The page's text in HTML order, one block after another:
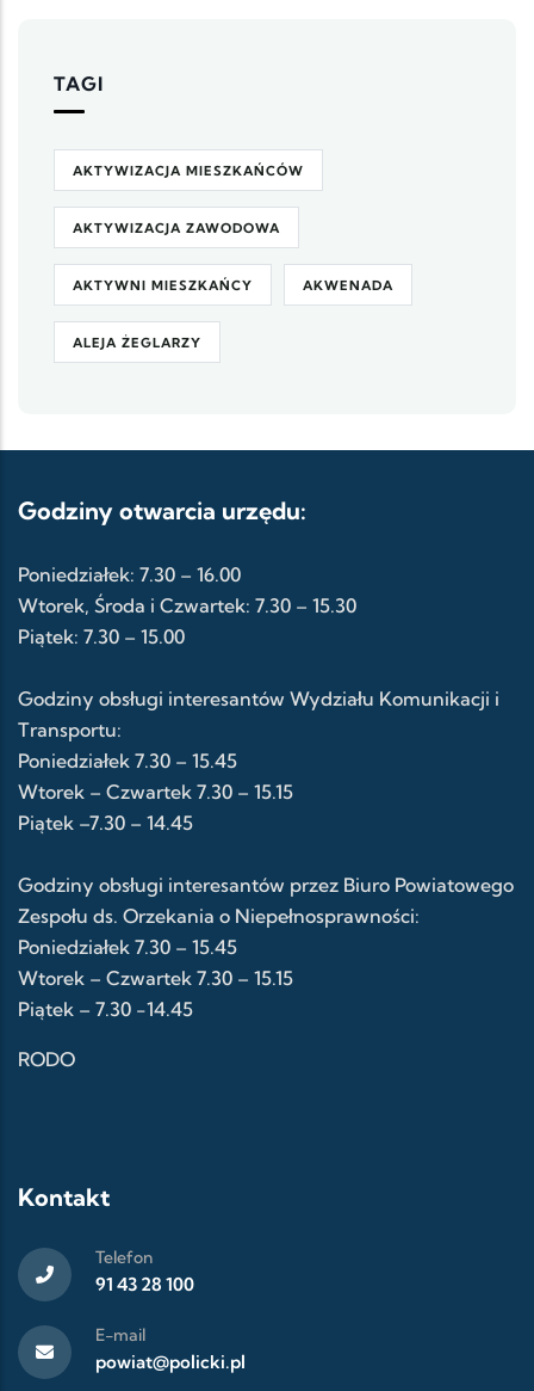
TAGI
AKTYWIZACJA MIESZKAŃCÓW
AKTYWIZACJA ZAWODOWA
AKTYWNI MIESZKAŃCY AKWENADA
ALEJA ŻEGLARZY
Godziny otwarcia urzędu:
Poniedziałek: 7.30 – 16.00
Wtorek, Środa i Czwartek: 7.30 – 15.30
Piątek: 7.30 – 15.00
Godziny obsługi interesantów Wydziału Komunikacji i
Transportu:
Poniedziałek 7.30 – 15.45
Wtorek – Czwartek 7.30 – 15.15
Piątek –7.30 – 14.45
Godziny obsługi interesantów przez Biuro Powiatowego
Zespołu ds. Orzekania o Niepełnosprawności:
Poniedziałek 7.30 – 15.45
Wtorek – Czwartek 7.30 – 15.15
Piątek – 7.30 -14.45
RODO
Kontakt
Telefon
91 43 28 100
E-mail
powiat@policki.pl